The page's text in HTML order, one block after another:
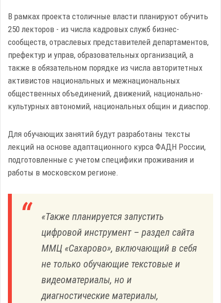
В рамках проекта столичные власти планируют обучить
250 лекторов - из числа кадровых служб бизнес-
сообществ, отраслевых представителей департаментов,
префектур и управ, образовательных организаций, а
также в обязательном порядке из числа авторитетных
активистов национальных и межнациональных
общественных объединений, движений, национально-
культурных автономий, национальных общин и диаспор.
Для обучающих занятий будут разработаны тексты
лекций на основе адаптационного курса ФАДН России,
подготовленные с учетом специфики проживания и
работы в московском регионе.
«Также планируется запустить
цифровой инструмент – раздел сайта
ММЦ «Сахарово», включающий в себя
не только обучающие текстовые и
видеоматериалы, но и
диагностические материалы,